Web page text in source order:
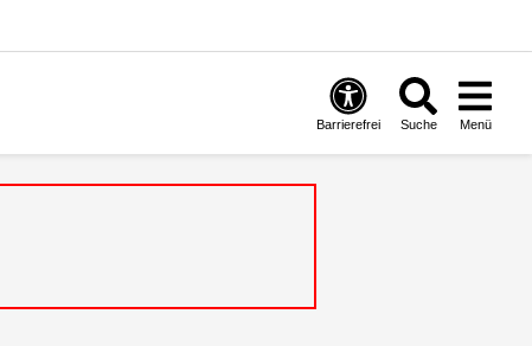
Barrierefrei Suche Menü